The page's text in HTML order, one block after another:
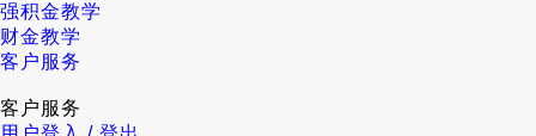
强积金教学
财金教学
客户服务
客户服务